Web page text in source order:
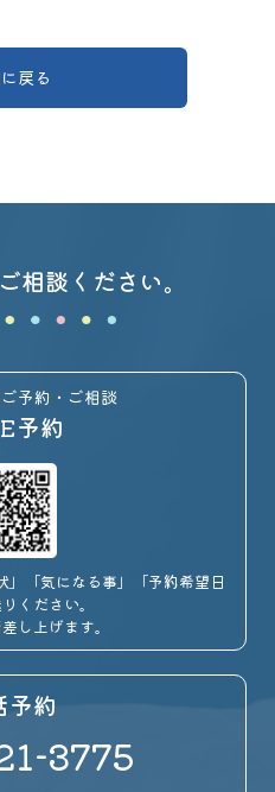
戻る
相談ください。
予約・ご相談
予約
」「気になる事」「予約希望日
ください。
し上げます。
予約
3775